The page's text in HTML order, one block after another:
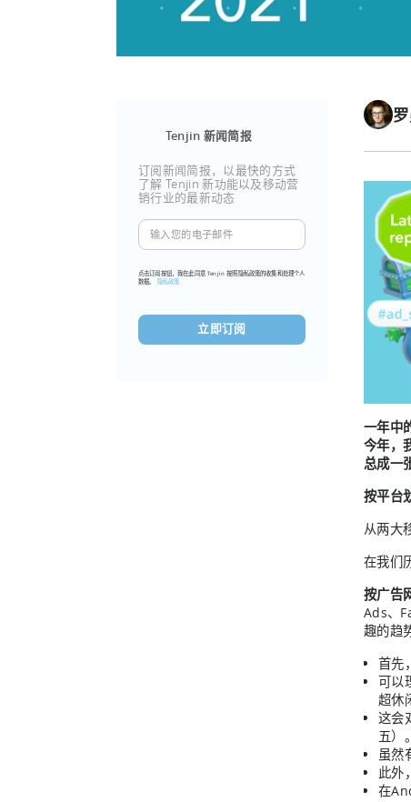
Tenjin 新闻简报
订阅新闻简报，以最快的方式
了解 Tenjin 新功能以及移动营
销行业的最新动态
输
入
您
的
电
点击订阅按钮，我在此同意 Tenjin 按照隐私政策的收集和处理个人
数据。 隐私政策
一年中
今年，
总成一
按平台
从两大
在我们
按广告
Ads、
趣的趋
首先
可以
超休
这会
五）
虽然
此外
在